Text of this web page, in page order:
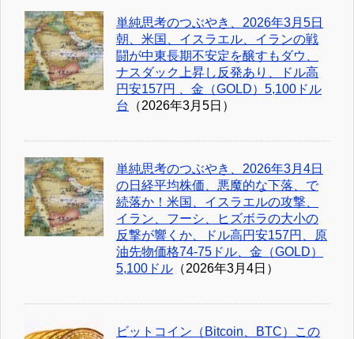
単純思考のつぶやき、2026年3月5日
朝、米国、イスラエル、イランの戦
闘が中東長期不安定を醸すもダウ、
ナスダック上昇し反発あり、ドル高
円安157円 、金（GOLD）5,100ドル
台
（2026年3月5日）
単純思考のつぶやき、2026年3月4日
の日経平均株価、悪魔的な下落、で
続落か！米国、イスラエルの攻撃、
イラン、フーシ、ヒズボラの大小の
反撃が響くか、ドル高円安157円、原
油先物価格74-75ドル、金（GOLD）
5,100ドル （2026年3月4日）
ビットコイン（Bitcoin、BTC）この